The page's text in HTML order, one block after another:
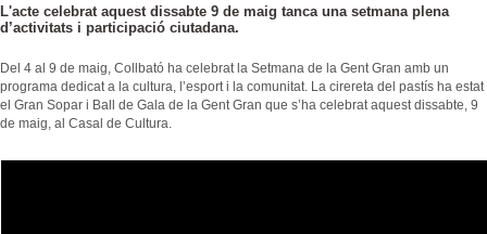
L'acte celebrat aquest dissabte 9 de maig tanca una setmana plena
d’activitats i participació ciutadana.
Del 4 al 9 de maig, Collbató ha celebrat la Setmana de la Gent Gran amb un
programa dedicat a la cultura, l’esport i la comunitat. La cirereta del pastís ha estat
el Gran Sopar i Ball de Gala de la Gent Gran que s’ha celebrat aquest dissabte, 9
de maig, al Casal de Cultura.